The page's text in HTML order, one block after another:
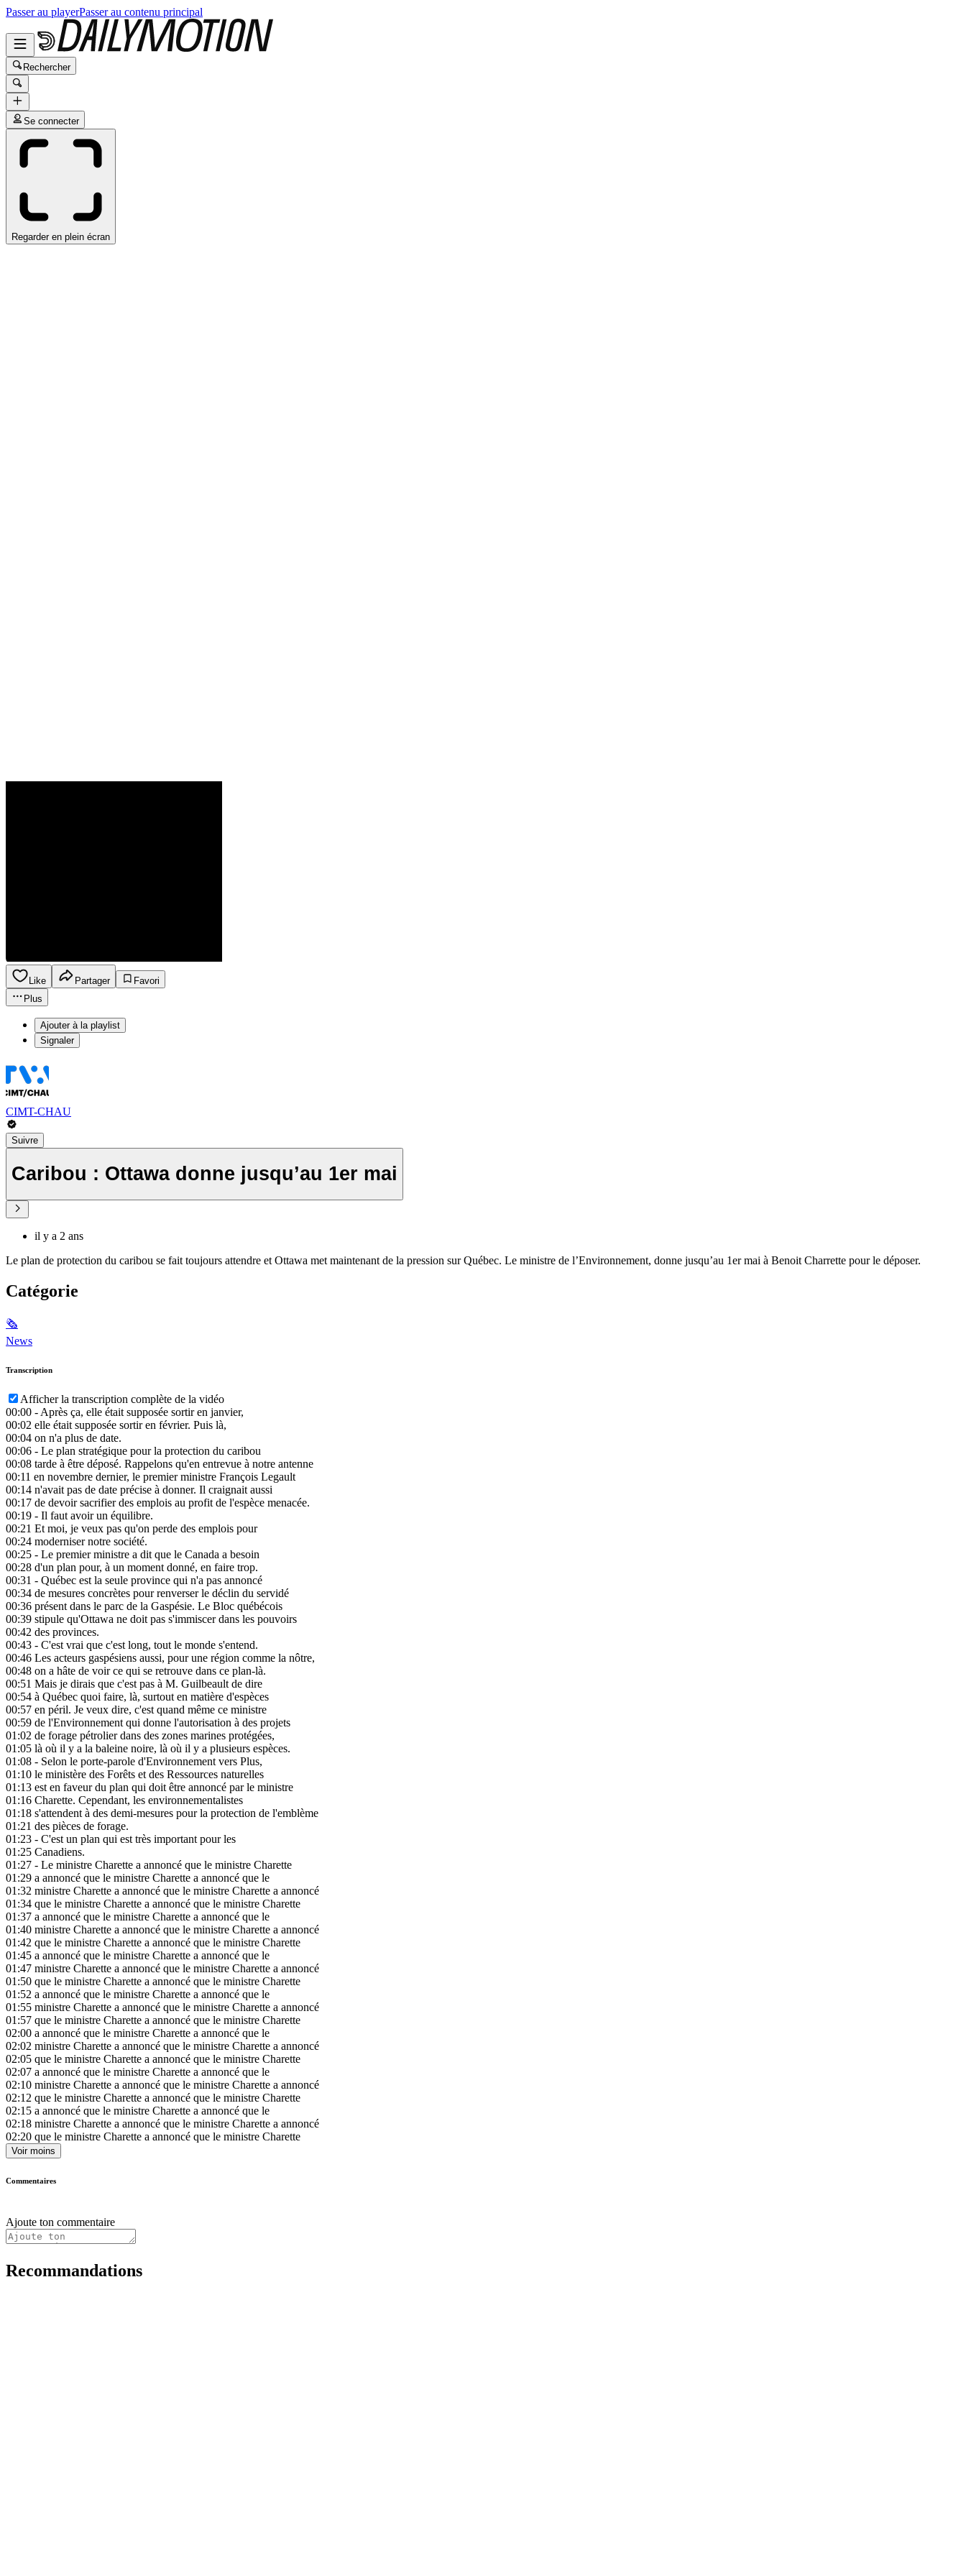
Passer au playerPasser au contenu principal
Rechercher
Se connecter
Regarder en plein écran
Like Partager
Favori
Plus
Ajouter à la playlist
Signaler
CIMT-CHAU
Suivre
Caribou : Ottawa donne jusqu’au 1er mai
il y a 2 ans
Le plan de protection du caribou se fait toujours attendre et Ottawa met maintenant de la pression sur Québec. Le ministre de l’Environnement, donne jusqu’au 1er mai à Benoit Charrette pour le déposer.
Catégorie
🗞
News
Transcription
Afficher la transcription complète de la vidéo
00:00 - Après ça, elle était supposée sortir en janvier,
00:02 elle était supposée sortir en février. Puis là,
00:04 on n'a plus de date.
00:06 - Le plan stratégique pour la protection du caribou
00:08 tarde à être déposé. Rappelons qu'en entrevue à notre antenne
00:11 en novembre dernier, le premier ministre François Legault
00:14 n'avait pas de date précise à donner. Il craignait aussi
00:17 de devoir sacrifier des emplois au profit de l'espèce menacée.
00:19 - Il faut avoir un équilibre.
00:21 Et moi, je veux pas qu'on perde des emplois pour
00:24 moderniser notre société.
00:25 - Le premier ministre a dit que le Canada a besoin
00:28 d'un plan pour, à un moment donné, en faire trop.
00:31 - Québec est la seule province qui n'a pas annoncé
00:34 de mesures concrètes pour renverser le déclin du servidé
00:36 présent dans le parc de la Gaspésie. Le Bloc québécois
00:39 stipule qu'Ottawa ne doit pas s'immiscer dans les pouvoirs
00:42 des provinces.
00:43 - C'est vrai que c'est long, tout le monde s'entend.
00:46 Les acteurs gaspésiens aussi, pour une région comme la nôtre,
00:48 on a hâte de voir ce qui se retrouve dans ce plan-là.
00:51 Mais je dirais que c'est pas à M. Guilbeault de dire
00:54 à Québec quoi faire, là, surtout en matière d'espèces
00:57 en péril. Je veux dire, c'est quand même ce ministre
00:59 de l'Environnement qui donne l'autorisation à des projets
01:02 de forage pétrolier dans des zones marines protégées,
01:05 là où il y a la baleine noire, là où il y a plusieurs espèces.
01:08 - Selon le porte-parole d'Environnement vers Plus,
01:10 le ministère des Forêts et des Ressources naturelles
01:13 est en faveur du plan qui doit être annoncé par le ministre
01:16 Charette. Cependant, les environnementalistes
01:18 s'attendent à des demi-mesures pour la protection de l'emblème
01:21 des pièces de forage.
01:23 - C'est un plan qui est très important pour les
01:25 Canadiens.
01:27 - Le ministre Charette a annoncé que le ministre Charette
01:29 a annoncé que le ministre Charette a annoncé que le
01:32 ministre Charette a annoncé que le ministre Charette a annoncé
01:34 que le ministre Charette a annoncé que le ministre Charette
01:37 a annoncé que le ministre Charette a annoncé que le
01:40 ministre Charette a annoncé que le ministre Charette a annoncé
01:42 que le ministre Charette a annoncé que le ministre Charette
01:45 a annoncé que le ministre Charette a annoncé que le
01:47 ministre Charette a annoncé que le ministre Charette a annoncé
01:50 que le ministre Charette a annoncé que le ministre Charette
01:52 a annoncé que le ministre Charette a annoncé que le
01:55 ministre Charette a annoncé que le ministre Charette a annoncé
01:57 que le ministre Charette a annoncé que le ministre Charette
02:00 a annoncé que le ministre Charette a annoncé que le
02:02 ministre Charette a annoncé que le ministre Charette a annoncé
02:05 que le ministre Charette a annoncé que le ministre Charette
02:07 a annoncé que le ministre Charette a annoncé que le
02:10 ministre Charette a annoncé que le ministre Charette a annoncé
02:12 que le ministre Charette a annoncé que le ministre Charette
02:15 a annoncé que le ministre Charette a annoncé que le
02:18 ministre Charette a annoncé que le ministre Charette a annoncé
02:20 que le ministre Charette a annoncé que le ministre Charette
Voir moins
Commentaires
Ajoute ton commentaire
Recommandations